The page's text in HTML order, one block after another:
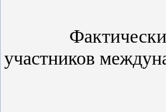
Фактически
участников